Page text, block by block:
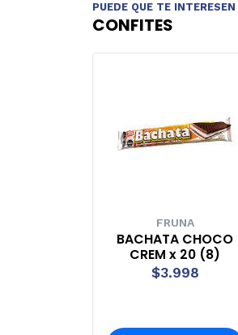
PUEDE QUE TE
CONFITES
BACHATA CHOCO
CREM x 20 (8)